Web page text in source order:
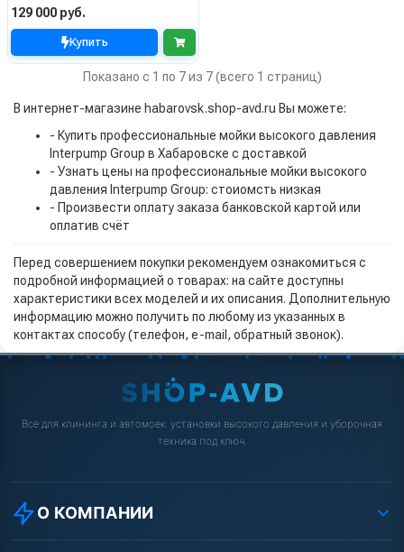
129 000 руб.
Купить
Показано с 1 по 7 из 7 (всего 1 страниц)
В интернет-магазине habarovsk.shop-avd.ru Вы можете:
- Купить профессиональные мойки высокого давления
Interpump Group в Хабаровске с доставкой
- Узнать цены на профессиональные мойки высокого
давления Interpump Group: стоиомсть низкая
- Произвести оплату заказа банковской картой или
оплатив счёт
Перед совершением покупки рекомендуем ознакомиться с
подробной информацией о товарах: на сайте доступны
характеристики всех моделей и их описания. Дополнительную
информацию можно получить по любому из указанных в
контактах способу (телефон, e-mail, обратный звонок).
Всё для клининга и автомоек: установки высокого давления и уборочная
техника под ключ.
О КОМПАНИИ
О компании